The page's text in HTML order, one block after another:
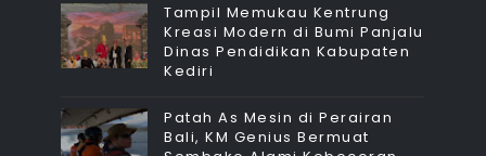
Tampil Memukau Kentrung
Kreasi Modern di Bumi Panjalu
Dinas Pendidikan Kabupaten
Kediri
Patah As Mesin di Perairan
Bali, KM Genius Bermuat